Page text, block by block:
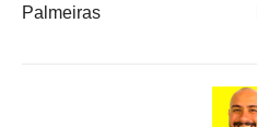
Palmeiras